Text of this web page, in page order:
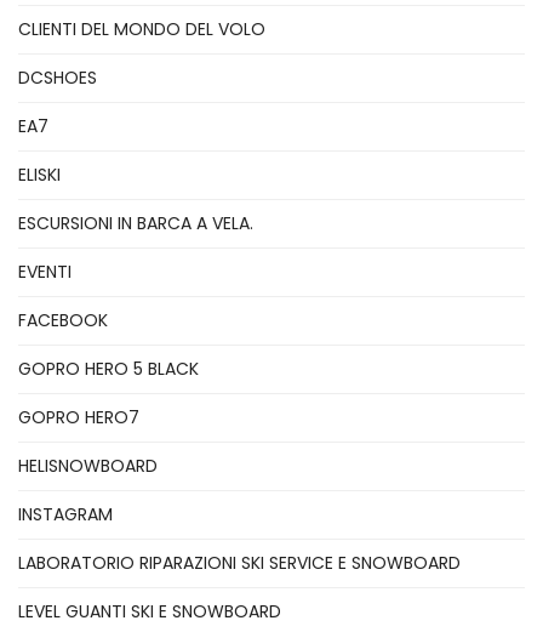
CLIENTI DEL MONDO DEL VOLO
DCSHOES
EA7
ELISKI
ESCURSIONI IN BARCA A VELA.
EVENTI
FACEBOOK
GOPRO HERO 5 BLACK
GOPRO HERO7
HELISNOWBOARD
INSTAGRAM
LABORATORIO RIPARAZIONI SKI SERVICE E SNOWBOARD
LEVEL GUANTI SKI E SNOWBOARD